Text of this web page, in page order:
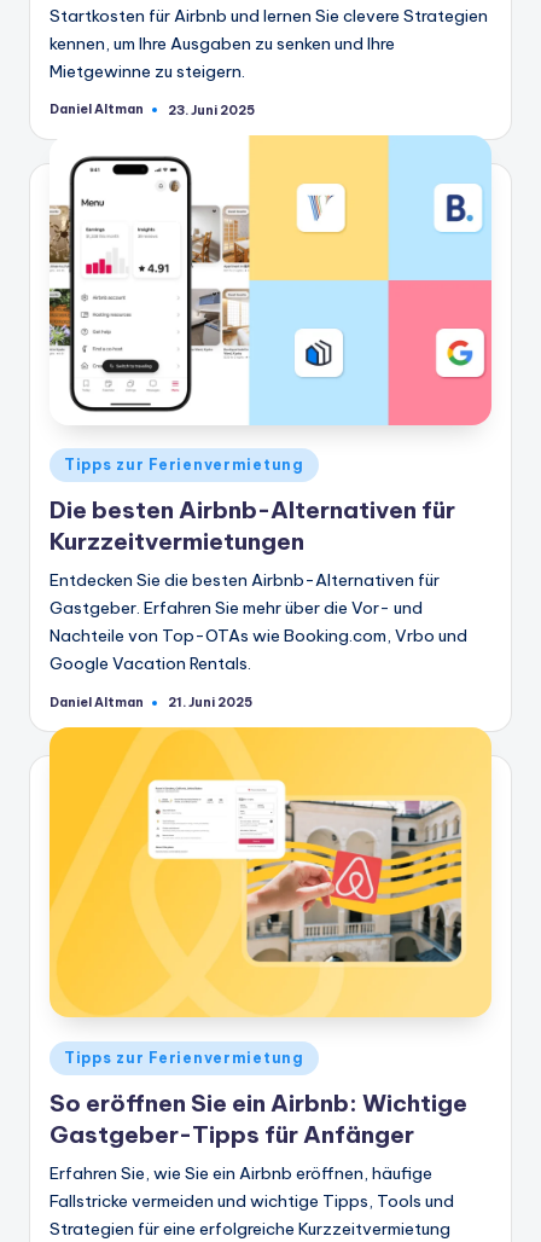
Startkosten für Airbnb und lernen Sie clevere Strategien
kennen, um Ihre Ausgaben zu senken und Ihre
Mietgewinne zu steigern.
Geschrieben
Daniel Altman 23. Juni 2025
Veröffentlicht
in
Tipps zur Ferienvermietung
Die besten Airbnb-Alternativen für
Kurzzeitvermietungen
Entdecken Sie die besten Airbnb-Alternativen für
Gastgeber. Erfahren Sie mehr über die Vor- und
Nachteile von Top-OTAs wie Booking.com, Vrbo und
Google Vacation Rentals.
Geschrieben
Daniel Altman 21. Juni 2025
Veröffentlicht
in
Tipps zur Ferienvermietung
So eröffnen Sie ein Airbnb: Wichtige
Gastgeber-Tipps für Anfänger
Erfahren Sie, wie Sie ein Airbnb eröffnen, häufige
Fallstricke vermeiden und wichtige Tipps, Tools und
Strategien für eine erfolgreiche Kurzzeitvermietung